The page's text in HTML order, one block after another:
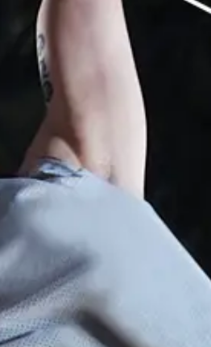
InstagramPinterest Youtube